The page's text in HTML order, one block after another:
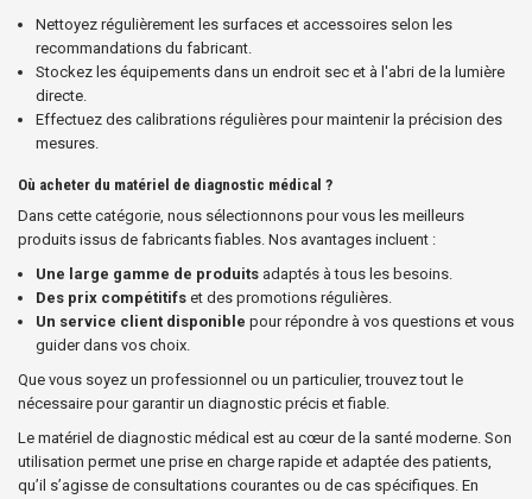
Nettoyez régulièrement les surfaces et accessoires selon les
recommandations du fabricant.
Stockez les équipements dans un endroit sec et à l'abri de la lumière
directe.
Effectuez des calibrations régulières pour maintenir la précision des
mesures.
Où acheter du matériel de diagnostic médical ?
Dans cette catégorie, nous sélectionnons pour vous les meilleurs
produits issus de fabricants fiables. Nos avantages incluent :
Une large gamme de produits adaptés à tous les besoins.
Des prix compétitifs et des promotions régulières.
Un service client disponible pour répondre à vos questions et vous
guider dans vos choix.
Que vous soyez un professionnel ou un particulier, trouvez tout le
nécessaire pour garantir un diagnostic précis et fiable.
Le matériel de diagnostic médical est au cœur de la santé moderne. Son
utilisation permet une prise en charge rapide et adaptée des patients,
qu’il s’agisse de consultations courantes ou de cas spécifiques. En